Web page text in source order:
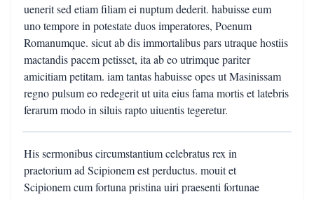
uenerit sed etiam filiam ei nuptum dederit. habuisse eum
uno tempore in potestate duos imperatores, Poenum
Romanumque. sicut ab dis immortalibus pars utraque hostiis
mactandis pacem petisset, ita ab eo utrimque pariter
amicitiam petitam. iam tantas habuisse opes ut Masinissam
regno pulsum eo redegerit ut uita eius fama mortis et latebris
ferarum modo in siluis rapto uiuentis tegeretur.
His sermonibus circumstantium celebratus rex in
praetorium ad Scipionem est perductus. mouit et
Scipionem cum fortuna pristina uiri praesenti fortunae